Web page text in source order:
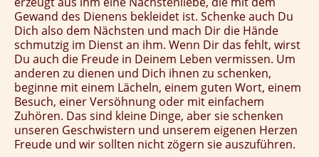
Gewand des Dienens bekleidet ist. Schenke auch Du
Dich also dem Nächsten und mach Dir die Hände
schmutzig im Dienst an ihm. Wenn Dir das fehlt, wirst
Du auch die Freude in Deinem Leben vermissen. Um
anderen zu dienen und Dich ihnen zu schenken,
beginne mit einem Lächeln, einem guten Wort, einem
Besuch, einer Versöhnung oder mit einfachem
Zuhören. Das sind kleine Dinge, aber sie schenken
unseren Geschwistern und unserem eigenen Herzen
Freude und wir sollten nicht zögern sie auszuführen.